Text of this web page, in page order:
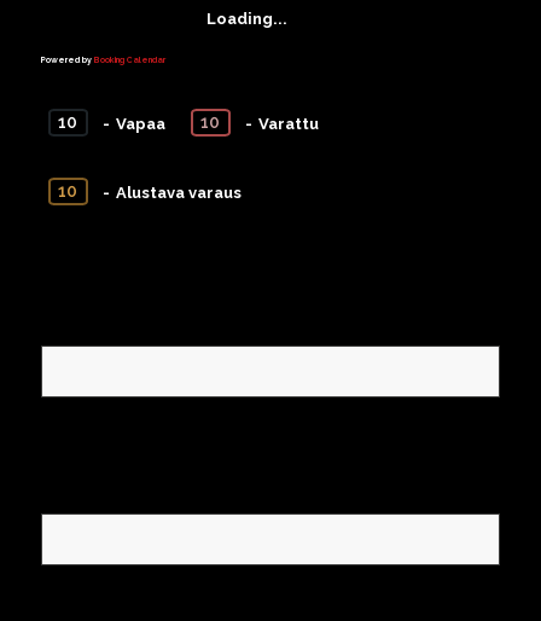
Loading...
Powered by Booking Calendar
10 - Vapaa 10 - Varattu
10 - Alustava varaus